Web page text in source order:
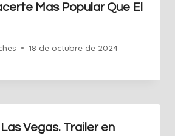
Mas Popular Que El
18 de octubre de 2024
Vegas. Trailer en